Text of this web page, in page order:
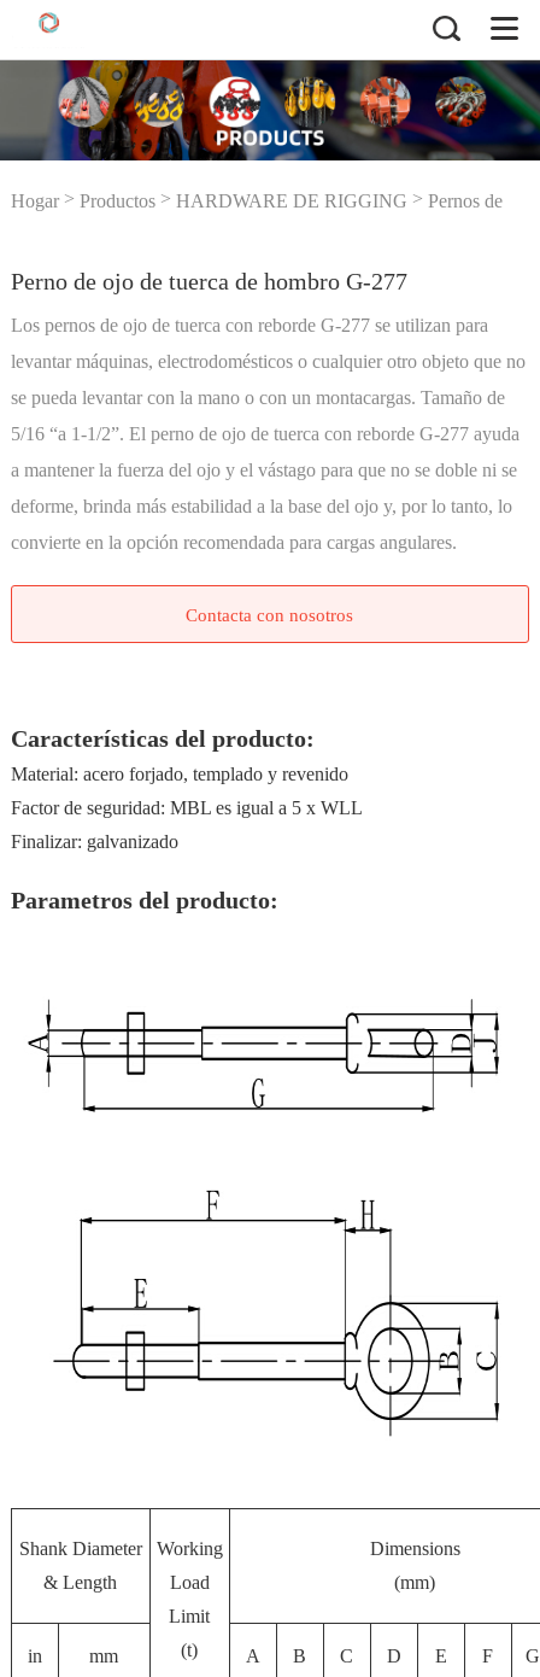
Hogar > Productos > HARDWARE DE RIGGING > Pernos de
Perno de ojo de tuerca de hombro G-277
Los pernos de ojo de tuerca con reborde G-277 se utilizan para
levantar máquinas, electrodomésticos o cualquier otro objeto que no
se pueda levantar con la mano o con un montacargas. Tamaño de
5/16 “a 1-1/2”. El perno de ojo de tuerca con reborde G-277 ayuda
a mantener la fuerza del ojo y el vástago para que no se doble ni se
deforme, brinda más estabilidad a la base del ojo y, por lo tanto, lo
convierte en la opción recomendada para cargas angulares.
Contacta con nosotros
Características del producto:
Material: acero forjado, templado y revenido
Factor de seguridad: MBL es igual a 5 x WLL
Finalizar: galvanizado
Parametros del producto:
Shank Diameter
& Length
Working
Load
Limit
(t)
Dimensions
(mm)
in mm A B C D E F G